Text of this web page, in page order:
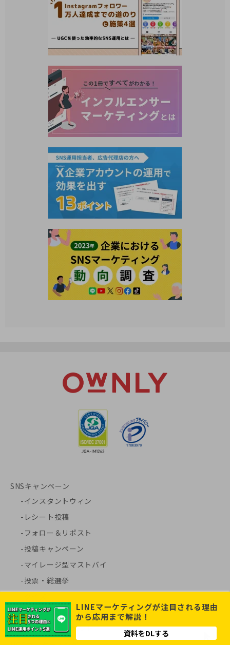
LINEマーケティングが注目される理由
から応用まで解説！
資料をDLする
SNSキャンペーン
インスタントウィン
レシート投稿
フォロー＆リポスト
投稿キャンペーン
マイレージ型マストバイ
投票・総選挙
シンプル応募
Instagramコメント